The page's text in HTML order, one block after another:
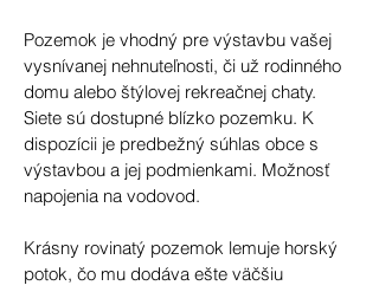
Pozemok je vhodný pre výstavbu vašej
vysnívanej nehnuteľnosti, či už rodinného
domu alebo štýlovej rekreačnej chaty.
Siete sú dostupné blízko pozemku. K
dispozícii je predbežný súhlas obce s
výstavbou a jej podmienkami. Možnosť
napojenia na vodovod.
Krásny rovinatý pozemok lemuje horský
potok, čo mu dodáva ešte väčšiu